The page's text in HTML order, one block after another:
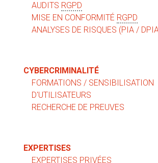
AUDITS RGPD
MISE EN CONFORMITÉ RGPD
ANALYSES DE RISQUES (PIA /
CYBERCRIMINALITÉ
FORMATIONS / SENSIBILISATION
D'UTILISATEURS
RECHERCHE DE PREUVES
EXPERTISES
EXPERTISES PRIVÉES